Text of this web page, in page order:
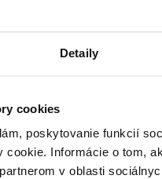
Detaily
cookies
poskytovanie funkcií
cookie. Informácie o tom,
v oblasti